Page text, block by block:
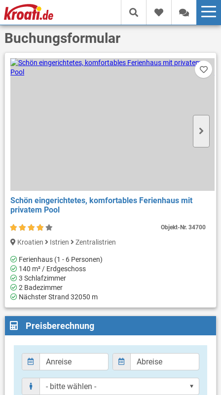
Buchungsformular
Schön eingerichtetes, komfortables Ferienhaus mit
privatem Pool
Kroatien Istrien Zentralistrien
Ferienhaus (1 - 6 Personen)
140 m² / Erdgeschoss
3 Schlafzimmer
2 Badezimmer
Nächster Strand 32050 m
Objekt-Nr. 34700
Preisberechnung